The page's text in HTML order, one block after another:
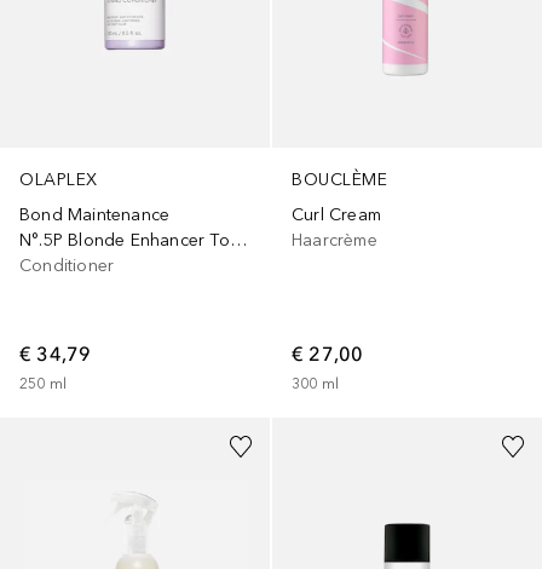
OLAPLEX
Bond Maintenance
N°.5P Blonde Enhancer Toning Conditioner
Conditioner
€ 34,79
250 ml
BOUCLÈME
Curl Cream
Haarcrème
€ 27,00
300 ml